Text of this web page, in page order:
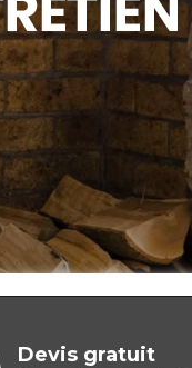
Devis gratuit